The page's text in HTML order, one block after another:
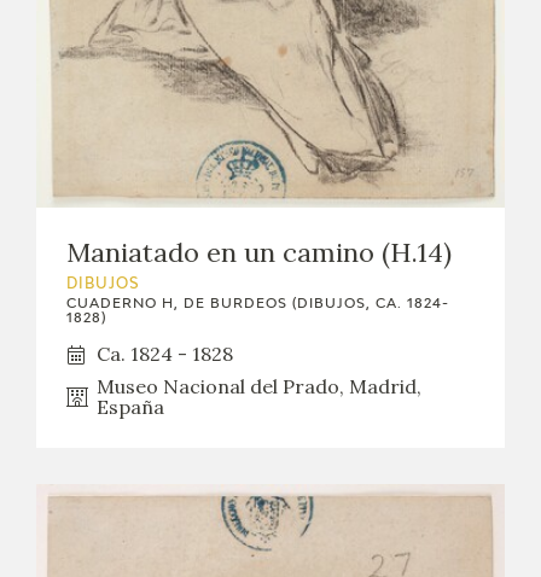
EXPOSICIONES
SALA DE PRENSA
BLOG CUADERNO ITALIANO
BIOGRAFÍA
Maniatado en un camino (H.14)
DIBUJOS
CUADERNO H, DE BURDEOS (DIBUJOS, CA. 1824-
1828)
Ca. 1824 - 1828
Museo Nacional del Prado, Madrid,
España